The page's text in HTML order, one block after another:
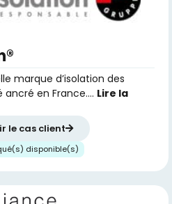
marque d’isolation des
en France…. Lire la
le cas client
disponible(s)